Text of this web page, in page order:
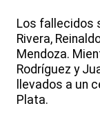
Los fallecidos
Rivera,
Mendoza.
Rodríguez y
llevados a un
Plata.